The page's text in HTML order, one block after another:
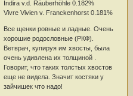
Indira v.d. Räuberhöhle 0.182%
Vivre Vivien v. Franckenhorst 0.181%
Все щенки ровные и ладные. Очень
хорошие родословные (РКФ).
Ветврач, купируя им хвосты, была
очень удивлена их толщиной .
Говорит, что таких толстых хвостов
еще не видела. Значит костяки у
зайчишек что надо!